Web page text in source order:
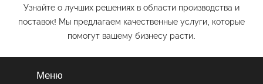
Узнайте о лучших решениях в области производства и
поставок! Мы предлагаем качественные услуги, которые
помогут вашему бизнесу расти.
Меню